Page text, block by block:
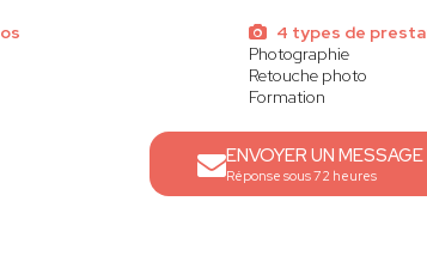
4 types de
Photographie
Retouche photo
Formation
ENVOYER UN MESSAGE
Réponse sous 72 heures